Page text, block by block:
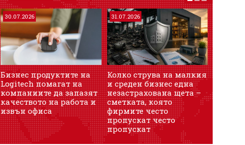
30.07.2026
Бизнес продуктите на
Logitech помагат на
компаниите да запазят
качеството на работа и
извън офиса
31.07.2026
Колко струва на малкия
и среден бизнес една
незастрахована щета –
сметката, която
фирмите често
пропускат често
пропускат